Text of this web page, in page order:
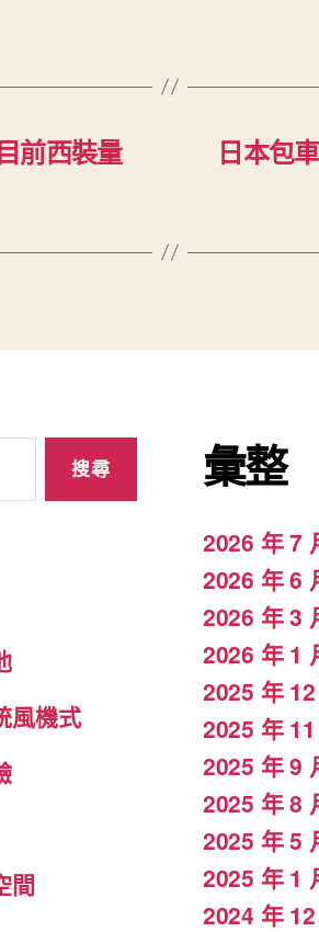
前西裝量
日本包
風機式
間
彙整
2026 年 7
2026 年 6
2026 年 3
2026 年 1
2025 年 12
2025 年 11
2025 年 9
2025 年 8
2025 年 5
2025 年 1
2024 年 12